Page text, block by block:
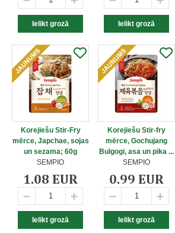
Korejiešu Stir-Fry
mērce, Japchae, sojas
un sezama; 60g
SEMPIO
1.08 EUR
Korejiešu Stir-fry
mērce, Gochujang
Bulgogi, asa un pika ...
SEMPIO
0.99 EUR